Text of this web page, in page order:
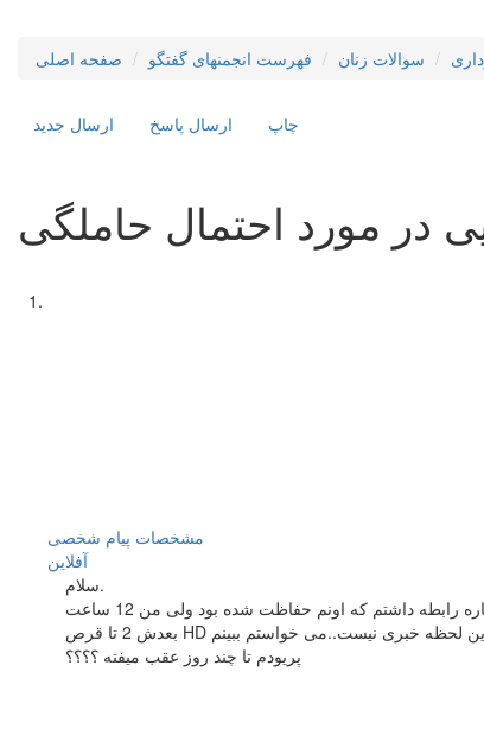
صفحه اصلی فهرست انجمنهای گفتگو سوالات زنان
ارسال جديد ارسال پاسخ چاپ
در مورد احتمال حاملگی
مشخصات پیام شخصی
آفلاين
سلام.
من تقریبا پریودای منظمی دارم.مدت پرودم 7 روزه است .در تاریخ 28 دی پریود شدم و 2 روز بعد از تموم شدنش رابطه حفاظت شده داشتم..2 هفته بعدشم دوباره رابطه داشتم که اونم حفاظت شده بود ولی من 12 ساعت
بعدش 2 تا قرص HD خوردم که حالمو خیلی بد کرد 14 ساعت بعد به جای اچ دی 2 تا لونورژسترول خوردم .این در حالیه که من امروز یعنی 26 بهمن باید پریود میشدم ولی فعلا تا این لحظه خبری نیست..می خواستم ببینم
پریودم تا چند روز عقب میفته ؟؟؟؟